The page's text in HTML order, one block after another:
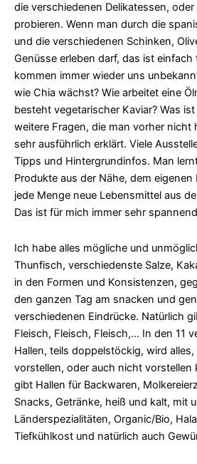
die verschiedenen Delikatessen,
probieren. Wenn man durch die
und die verschiedenen Schinken,
Genüsse erleben darf, das ist einfach
kommen immer wieder uns
wie Chia wächst? Wie arbeitet eine
besteht vegetarischer Kaviar? Was
weitere Fragen, die man vorher nicht
sehr ausführlich erklärt. Viele
Tipps und Hintergrundinfos. Man
Produkte aus der Nähe, dem
jede Menge neue Lebensmittel aus
Das ist für mich immer sehr
Ich habe alles mögliche und
Thunfisch, verschiedenste Salze,
in den Formen und Konsistenzen,
den ganzen Tag am snacken und
verschiedenen Eindrücke. Natürlich
Fleisch, Fleisch, Fleisch,… In den 11
Hallen, teils doppelstöckig, wird
vorstellen, oder auch nicht vorstellen
gibt Hallen für Backwaren,
Snacks, Getränke, heiß und kalt, mit
Länderspezialitäten, Organic/Bio,
Tiefkühlkost und natürlich auch